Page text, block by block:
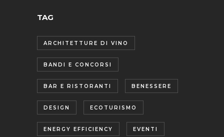
TAG
ARCHITETTURE DI VINO
BANDI E CONCORSI
BAR E RISTORANTI BENESSERE
DESIGN ECOTURISMO
ENERGY EFFICIENCY EVENTI